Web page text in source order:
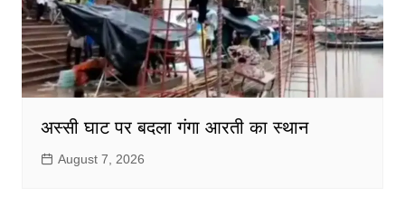
अस्सी घाट पर बदला गंगा आरती का स्थान
August 7, 2026